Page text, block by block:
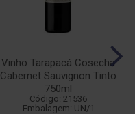
Vinho Tarapacá Cosecha
Cabernet Sauvignon Tinto
750ml
Código: 21536
Embalagem: UN/1